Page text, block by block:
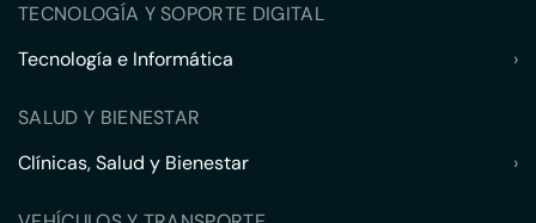
TECNOLOGÍA Y SOPORTE DIGITAL
Tecnología e Informática
›
SALUD Y BIENESTAR
Clínicas, Salud y Bienestar
›